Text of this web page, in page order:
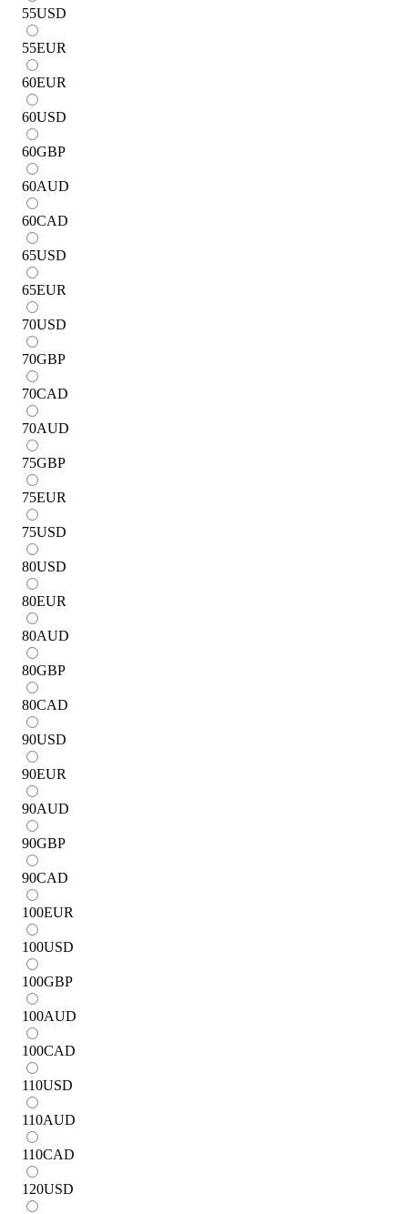
55USD
55EUR
60EUR
60USD
60GBP
60AUD
60CAD
65USD
65EUR
70USD
70GBP
70CAD
70AUD
75GBP
75EUR
75USD
80USD
80EUR
80AUD
80GBP
80CAD
90USD
90EUR
90AUD
90GBP
90CAD
100EUR
100USD
100GBP
100AUD
100CAD
110USD
110AUD
110CAD
120USD